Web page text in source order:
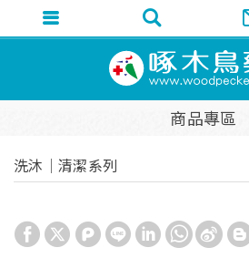
商品專區
洗沐│清潔系列